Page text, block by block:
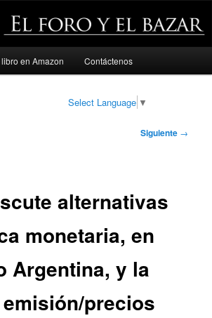
en Amazon Contáctenos
Select Language ▼
Siguiente →
alternativas
monetaria, en
Argentina, y la
precios